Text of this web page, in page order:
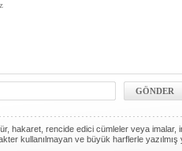
hakaret, rencide edici cümleler veya imalar,
kullanılmayan ve büyük harflerle yazılmış